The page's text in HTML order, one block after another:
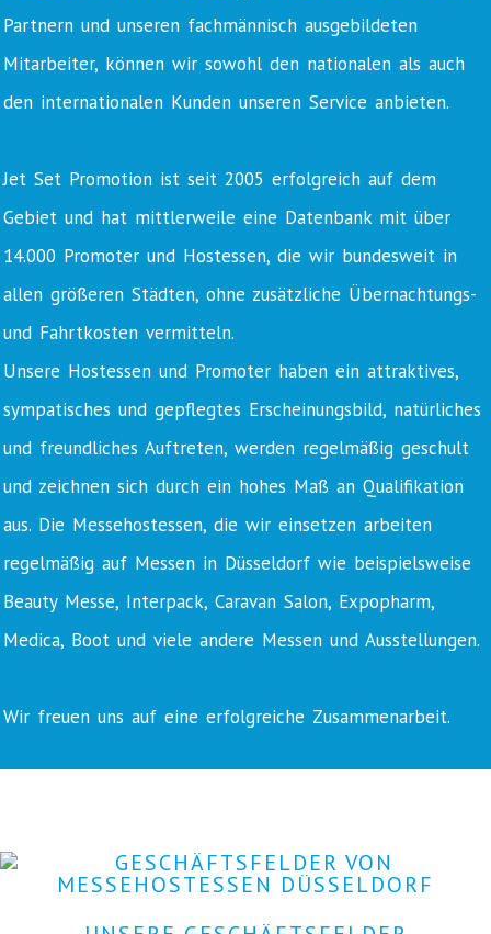
Partnern und unseren fachmännisch ausgebildeten
Mitarbeiter, können wir sowohl den nationalen als auch
den internationalen Kunden unseren Service anbieten.
Jet Set Promotion ist seit 2005 erfolgreich auf dem
Gebiet und hat mittlerweile eine Datenbank mit über
14.000 Promoter und Hostessen, die wir bundesweit in
allen größeren Städten, ohne zusätzliche Übernachtungs-
und Fahrtkosten vermitteln.
Unsere Hostessen und Promoter haben ein attraktives,
sympatisches und gepflegtes Erscheinungsbild, natürliches
und freundliches Auftreten, werden regelmäßig geschult
und zeichnen sich durch ein hohes Maß an Qualifikation
aus. Die Messehostessen, die wir einsetzen arbeiten
regelmäßig auf Messen in Düsseldorf wie beispielsweise
Beauty Messe, Interpack, Caravan Salon, Expopharm,
Medica, Boot und viele andere Messen und Ausstellungen.
Wir freuen uns auf eine erfolgreiche Zusammenarbeit.